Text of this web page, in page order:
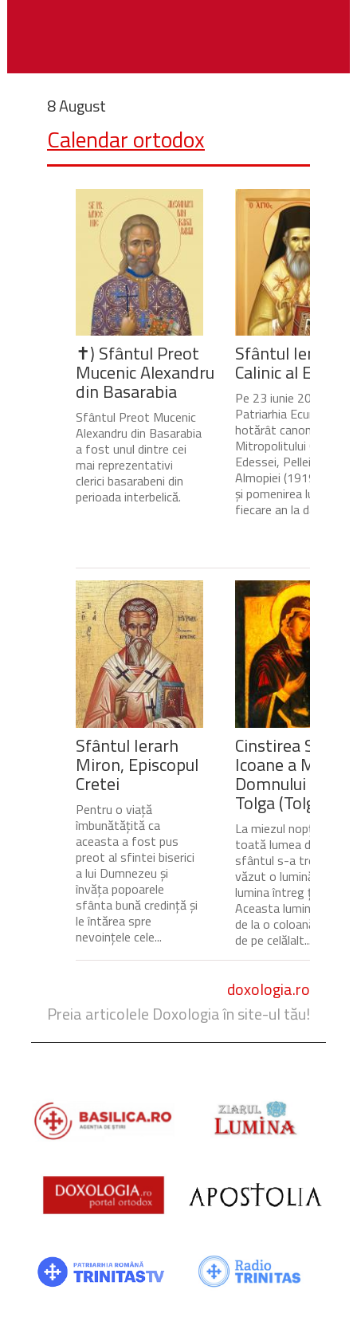
8 August
Calendar ortodox
✝) Sfântul Preot
Mucenic Alexandru
din Basarabia
Sfântul Preot Mucenic
Alexandru din Basarabia
a fost unul dintre cei
mai reprezentativi
clerici basarabeni din
perioada interbelică.
Sfântul Ierarh
Calinic al
Pe 23 iunie 2020,
Patriarhia Ecumenică a
hotărât canonizarea
Mitropolitului Calinic al
Edessei, Pellei și
Almopiei (1919-1984)
și pomenirea lui în
fiecare an la data de...
Sfântul Ierarh
Miron, Episcopul
Cretei
Pentru o viață
îmbunătățită ca
aceasta a fost pus
preot al sfintei biserici
a lui Dumnezeu și
învăța popoarele
sfânta bună credință și
le întărea spre
nevoințele cele...
Cinstirea Sfintei
Icoane a Maicii
Domnului de pe
Tolga (Tolgska)
La miezul nopții, când
toată lumea dormea,
sfântul s-a trezit și a
văzut o lumină care
lumina întreg ținutul.
Aceasta lumină venea
de la o coloană de foc
de pe celălalt...
doxologia.ro
Preia articolele Doxologia în site-ul tău!